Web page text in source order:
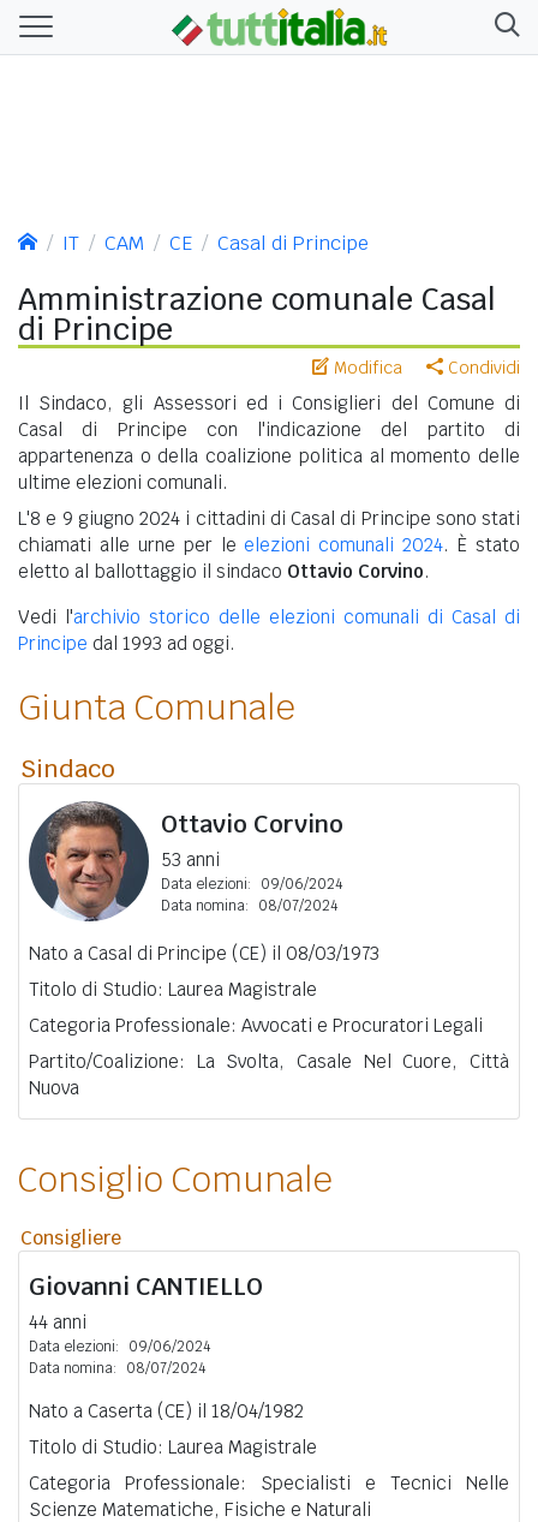
IT CAM CE Casal di Principe
Amministrazione comunale Casal
di Principe
Modifica Condividi
Il Sindaco, gli Assessori ed i Consiglieri del Comune di
Casal di Principe con l'indicazione del partito di
appartenenza o della coalizione politica al momento delle
ultime elezioni comunali.
L'8 e 9 giugno 2024 i cittadini di Casal di Principe sono stati
chiamati alle urne per le elezioni comunali 2024. È stato
eletto al ballottaggio il sindaco Ottavio Corvino.
Vedi l'archivio storico delle elezioni comunali di Casal di
Principe dal 1993 ad oggi.
Giunta Comunale
Sindaco
Ottavio Corvino
53 anni
Data elezioni:
09/06/2024
Data nomina:
08/07/2024
Nato a Casal di Principe (CE) il 08/03/1973
Titolo di Studio: Laurea Magistrale
Categoria Professionale: Avvocati e Procuratori Legali
Partito/Coalizione: La Svolta, Casale Nel Cuore, Città
Nuova
Consiglio Comunale
Consigliere
Giovanni CANTIELLO
44 anni
Data elezioni:
09/06/2024
Data nomina:
08/07/2024
Nato a Caserta (CE) il 18/04/1982
Titolo di Studio: Laurea Magistrale
Categoria Professionale: Specialisti e Tecnici Nelle
Scienze Matematiche, Fisiche e Naturali